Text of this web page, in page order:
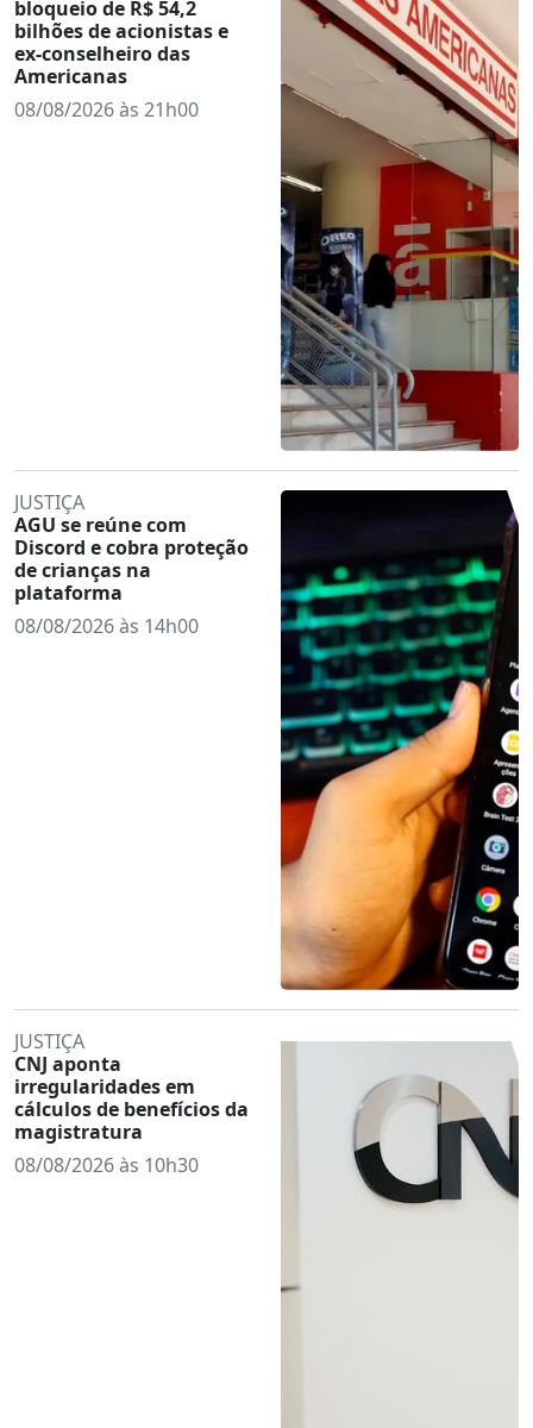
bloqueio de R$ 54,2
bilhões de acionistas e
ex-conselheiro das
Americanas
08/08/2026 às 21h00
JUSTIÇA
AGU se reúne com
Discord e cobra proteção
de crianças na
plataforma
08/08/2026 às 14h00
JUSTIÇA
CNJ aponta
irregularidades em
cálculos de benefícios da
magistratura
08/08/2026 às 10h30